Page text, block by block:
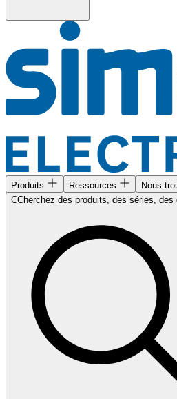
Produits Ressources
Nous
CCherchez des produits, des séries, des